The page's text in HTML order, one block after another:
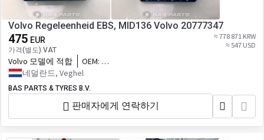
Volvo Regeleenheid EBS, MID136 Volvo 20777347
475 EUR
가격(별도) VAT
≈ 778 871 KRW
≈ 547 USD
Volvo 모델에 적합
OEM:
네덜란드, Veghel
BAS PARTS & TYRES B.V.
판매자에게 연락하기